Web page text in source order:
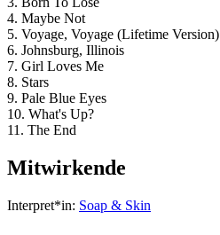
4. Maybe Not
5. Voyage, Voyage (Lifetime Version)
6. Johnsburg, Illinois
7. Girl Loves Me
8. Stars
9. Pale Blue Eyes
10. What's Up?
11. The End
Mitwirkende
Interpret*in: Soap & Skin